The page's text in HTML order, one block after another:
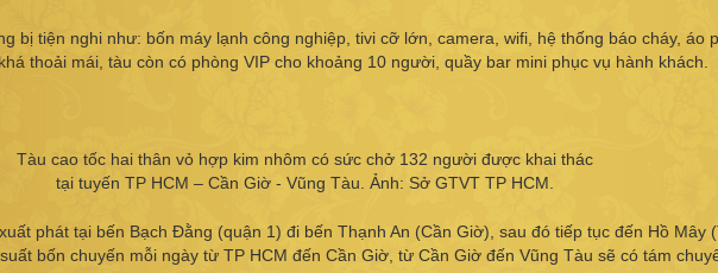
bị tiện nghi như: bốn máy lạnh công nghiệp, tivi cỡ lớn, camera, wifi, hệ thống báo cháy, áo
thoải mái, tàu còn có phòng VIP cho khoảng 10 người, quầy bar mini phục vụ hành khách.
Tàu cao tốc hai thân vỏ hợp kim nhôm có sức chở 132 người được khai thác
tại tuyến TP HCM – Cần Giờ - Vũng Tàu. Ảnh: Sở GTVT TP HCM.
phát tại bến Bạch Đằng (quận 1) đi bến Thạnh An (Cần Giờ), sau đó tiếp tục đến Hồ Mây
bốn chuyến mỗi ngày từ TP HCM đến Cần Giờ, từ Cần Giờ đến Vũng Tàu sẽ có tám